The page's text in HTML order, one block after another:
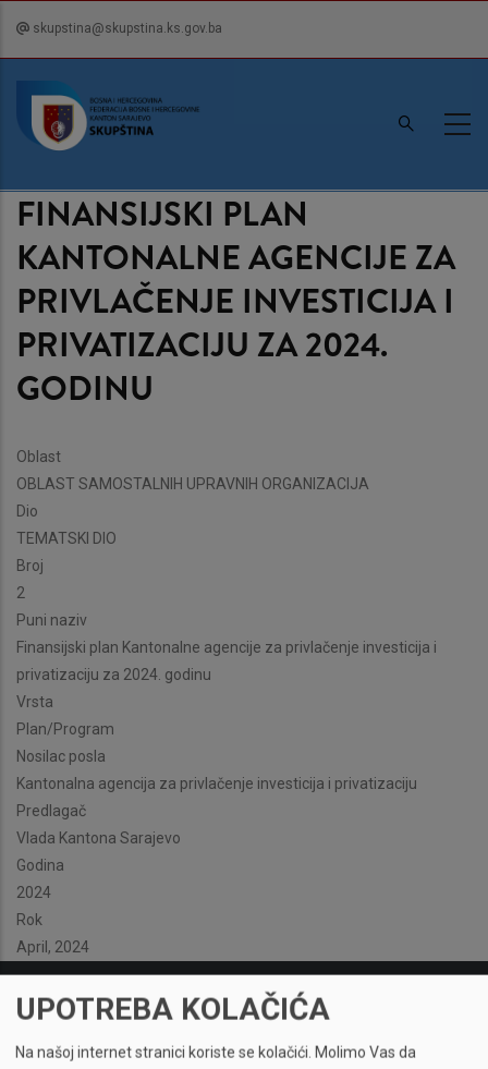
content
skupstina@skupstina.ks.gov.ba
FINANSIJSKI PLAN
KANTONALNE AGENCIJE ZA
PRIVLAČENJE INVESTICIJA I
PRIVATIZACIJU ZA 2024.
GODINU
Oblast
OBLAST SAMOSTALNIH UPRAVNIH ORGANIZACIJA
Dio
TEMATSKI DIO
Broj
2
Puni naziv
Finansijski plan Kantonalne agencije za privlačenje investicija i
privatizaciju za 2024. godinu
Vrsta
Plan/Program
Nosilac posla
Kantonalna agencija za privlačenje investicija i privatizaciju
Predlagač
Vlada Kantona Sarajevo
Godina
2024
Rok
April, 2024
UPOTREBA KOLAČIĆA
Na našoj internet stranici koriste se kolačići. Molimo Vas da